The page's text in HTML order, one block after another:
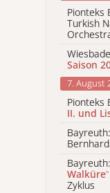
Pionteks
Turkish
Saison
7. August
Pionteks
II. und
Bayreuth:
Bayreuth:
Walküre“
Zyklus